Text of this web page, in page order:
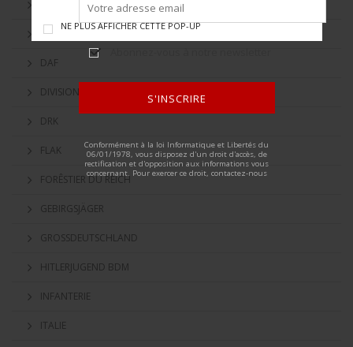
S'INSCRIRE
Conformément à la loi Informatique et Libertés du
06/01/1978, vous disposez d'un droit d'accès, de
rectification et d'opposition aux informations vous
concernant. Pour exercer ce droit, contactez-nous
NE PLUS AFFICHER CETTE POP-UP
CORPS DES OFFICIERS
DAF
DIVISION HERMANN GÖRING
DRK
FLAK
FORÊSTIER DU REICH
GEBIRGSJÄGER
GROSSDEUTSCHLAND
HITLERJUGEND BDM
INFANTERIE
ITALIE